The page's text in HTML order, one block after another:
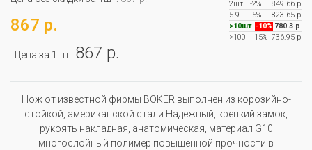
867 р.
Цена за 1шт: 867 р.
2шт
-2%
849.66 р
5-9
-5%
823.65 р
>10шт -10% 780.3 р
>100
-15% 736.95 р
Нож от известной фирмы BOKER выполнен из корозийно-
стойкой, американской стали.Надёжный, крепкий замок,
рукоять накладная, анатомическая, материал G10
многослойный полимер повышенной прочности в